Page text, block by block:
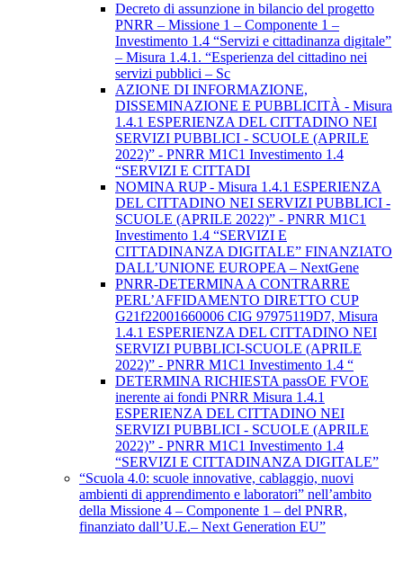
Decreto di assunzione in bilancio del progetto
PNRR – Missione 1 – Componente 1 –
Investimento 1.4 “Servizi e cittadinanza digitale”
– Misura 1.4.1. “Esperienza del cittadino nei
servizi pubblici – Sc
AZIONE DI INFORMAZIONE,
DISSEMINAZIONE E PUBBLICITÀ - Misura
1.4.1 ESPERIENZA DEL CITTADINO NEI
SERVIZI PUBBLICI - SCUOLE (APRILE
2022)” - PNRR M1C1 Investimento 1.4
“SERVIZI E CITTADI
NOMINA RUP - Misura 1.4.1 ESPERIENZA
DEL CITTADINO NEI SERVIZI PUBBLICI -
SCUOLE (APRILE 2022)” - PNRR M1C1
Investimento 1.4 “SERVIZI E
CITTADINANZA DIGITALE” FINANZIATO
DALL’UNIONE EUROPEA – NextGene
PNRR-DETERMINA A CONTRARRE
PERL’AFFIDAMENTO DIRETTO CUP
G21f22001660006 CIG 97975119D7, Misura
1.4.1 ESPERIENZA DEL CITTADINO NEI
SERVIZI PUBBLICI-SCUOLE (APRILE
2022)” - PNRR M1C1 Investimento 1.4 “
DETERMINA RICHIESTA passOE FVOE
inerente ai fondi PNRR Misura 1.4.1
ESPERIENZA DEL CITTADINO NEI
SERVIZI PUBBLICI - SCUOLE (APRILE
2022)” - PNRR M1C1 Investimento 1.4
“SERVIZI E CITTADINANZA DIGITALE”
“Scuola 4.0: scuole innovative, cablaggio, nuovi
ambienti di apprendimento e laboratori” nell’ambito
della Missione 4 – Componente 1 – del PNRR,
finanziato dall’U.E.– Next Generation EU”